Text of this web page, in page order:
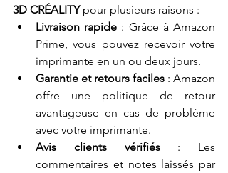
3D CRÉALITY pour plusieurs raisons :
Livraison rapide : Grâce à Amazon
Prime, vous pouvez recevoir votre
imprimante en un ou deux jours.
Garantie et retours faciles : Amazon
offre une politique de retour
avantageuse en cas de problème
avec votre imprimante.
Avis clients vérifiés : Les
commentaires et notes laissés par